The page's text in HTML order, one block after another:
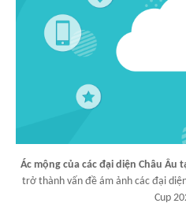
Ác mộng của các đại diện Châu Âu
trở thành vấn đề ám ảnh các đại
Cup